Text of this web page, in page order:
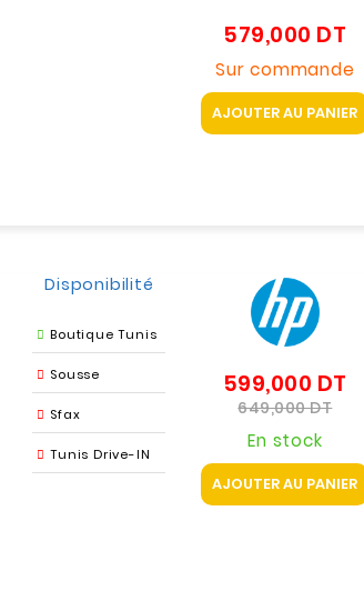
579,000 DT
Sur commande
AJOUTER AU PANIER
Disponibilité
Boutique Tunis
Sousse
Sfax
Tunis Drive-IN
599,000 DT
649,000 DT
En stock
AJOUTER AU PANIER